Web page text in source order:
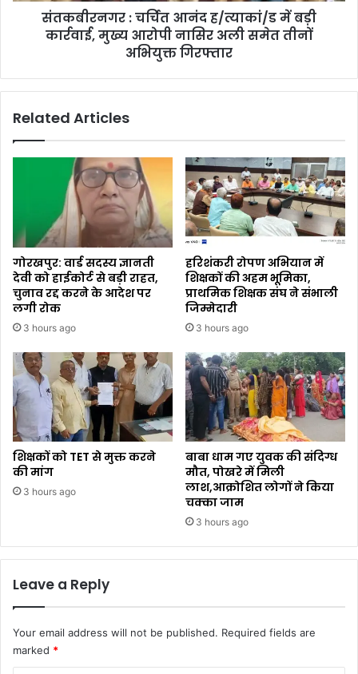
संतकबीरनगर : चर्चित आनंद ह/त्याकां/ड में बड़ी
कार्रवाई, मुख्य आरोपी नासिर अली समेत तीनों
अभियुक्त गिरफ्तार
Related Articles
गोरखपुर: वार्ड सदस्य ज्ञानती
देवी को हाईकोर्ट से बड़ी राहत,
चुनाव रद्द करने के आदेश पर
लगी रोक
3 hours ago
हरिशंकरी रोपण अभियान में
शिक्षकों की अहम भूमिका,
प्राथमिक शिक्षक संघ ने संभाली
जिम्मेदारी
3 hours ago
शिक्षकों को TET से मुक्त करने
की मांग
3 hours ago
बाबा धाम गए युवक की संदिग्ध
मौत, पोखरे में मिली
लाश,आक्रोशित लोगों ने किया
चक्का जाम
3 hours ago
Leave a Reply
Your email address will not be published. Required fields are
marked *